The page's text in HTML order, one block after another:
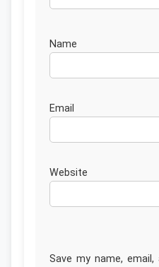
Website
Save my name,